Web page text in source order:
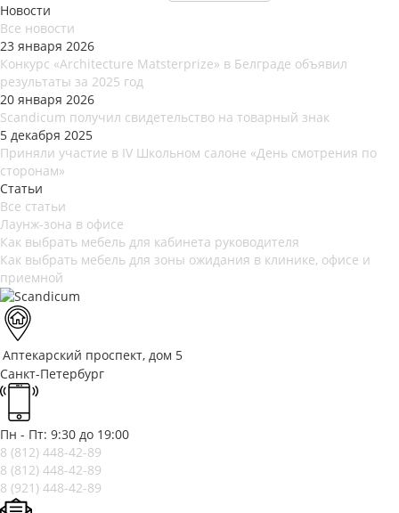
Новости
Все новости
23 января 2026
Конкурс «Architecture Matsterprize» в Белграде объявил
результаты за 2025 год
20 января 2026
Scandicum получил свидетельство на товарный знак
5 декабря 2025
Приняли участие в IV Школьном салоне «День смотрения по
сторонам»
Статьи
Все статьи
Лаунж-зона в офисе
Как выбрать мебель для кабинета руководителя
Как выбрать мебель для зоны ожидания в клинике, офисе и
приемной
Аптекарский проспект, дом 5
Санкт-Петербург
Пн - Пт: 9:30 до 19:00
8 (812) 448-42-89
8 (812) 448-42-89
8 (921) 448-42-89